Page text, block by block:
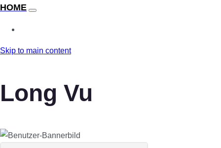
Skip to main content
Long Vu